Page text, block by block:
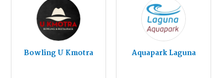
Bowling U Kmotra Aquapark Laguna